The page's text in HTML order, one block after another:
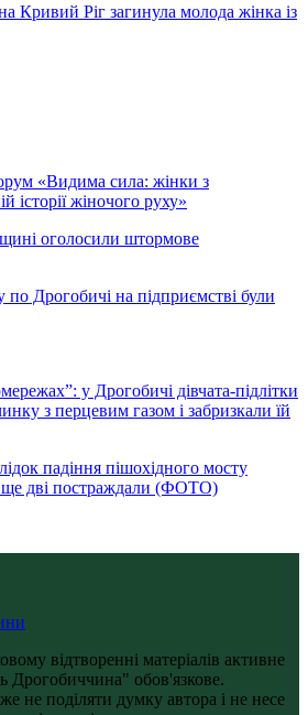
Кривий Ріг загинула молода жінка із
«Видима сила: жінки з
історії жіночого руху»
оголосили штормове
по Дрогобичі на підприємстві були
у Дрогобичі дівчата-підлітки
з перцевим газом і забризкали їй
падіння пішохідного мосту
ще дві постраждали (ФОТО)
відтворенні матеріалів активне
Дрогобиччина" обов'язкове.
не поділяти думку автора і не несе